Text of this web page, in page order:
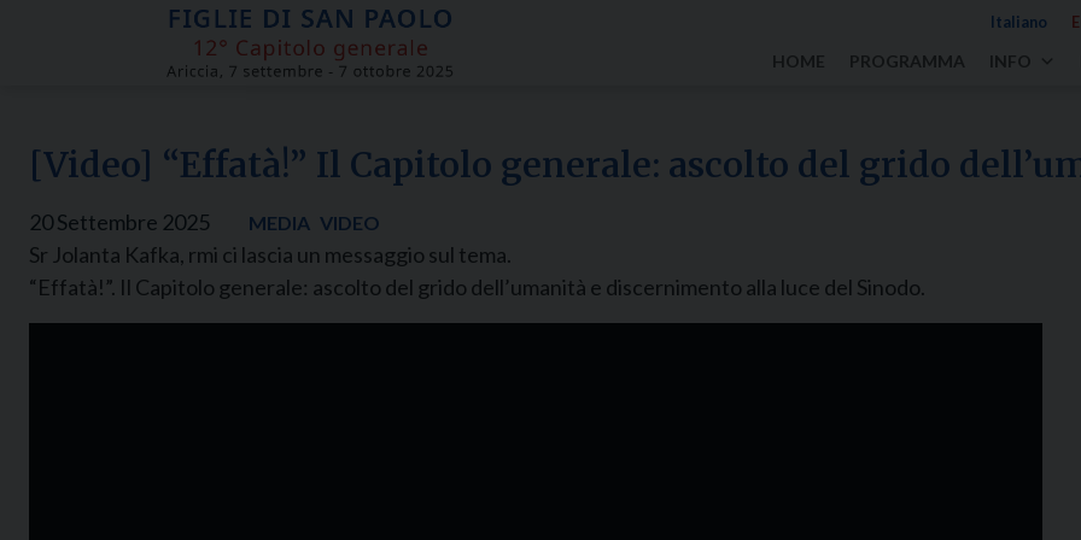
Italiano
HOME PROGRAMMA INFO
[Video] “Effatà!” Il Capitolo generale: ascolto del grido
20 Settembre 2025 MEDIA VIDEO
Sr Jolanta Kafka, rmi ci lascia un messaggio sul tema.
“Effatà!”. Il Capitolo generale: ascolto del grido dell’umanità e discernimento alla luce del Sinodo.